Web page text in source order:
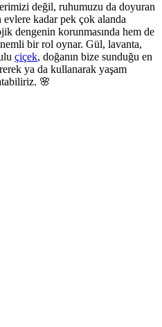
değil, ruhumuzu da doyuran
kadar pek çok alanda
dengenin korunmasında hem de
bir rol oynar. Gül, lavanta,
çiçek, doğanın bize sunduğu en
ya da kullanarak yaşam
🌸